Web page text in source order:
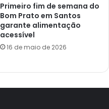
Primeiro fim de semana do
Bom Prato em Santos
garante alimentação
acessível
16 de maio de 2026